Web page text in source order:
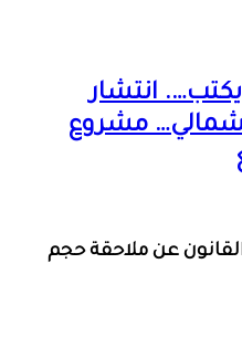
انتشار
مشروع
عن ملاحقة حجم